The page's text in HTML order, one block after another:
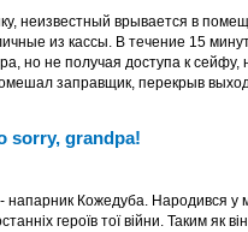
неизвестный врывается в
из кассы. В течение 15
но не получая доступа к сейфу,
заправщик, перекрыв
sorry, grandpa!
напарник Кожедуба. Народився у
героїв тої війни. Таким як